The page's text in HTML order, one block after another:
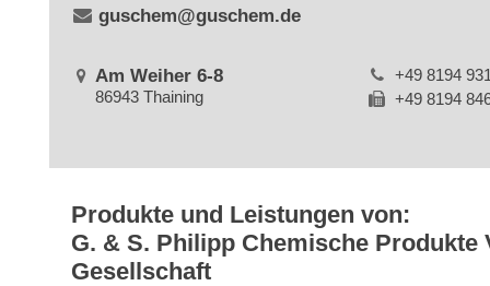
guschem@guschem.de
Am Weiher 6-8
86943 Thaining
+49 8194
+49 8194
Produkte und Leistungen von:
G. & S. Philipp Chemische Produkte
Gesellschaft